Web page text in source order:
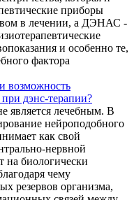
приборы
в лечении, а ДЭНАС -
и особенно те,
фактора
возможность
дэнс-терапии?
является лечебным. В
нейроподобного
как свой
нервной
на биологически
чему
резервов организма,